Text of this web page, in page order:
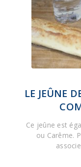
LE JEÛNE
Ce jeûne est
ou Carême.